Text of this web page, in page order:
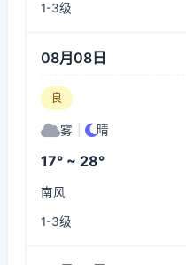
1-3级
08月08日
良
雾 晴
17° ~ 28°
南风
1-3级